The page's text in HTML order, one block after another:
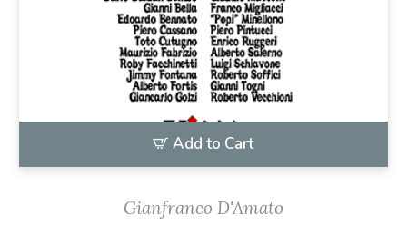
Add to Cart
Gianfranco D'Amato